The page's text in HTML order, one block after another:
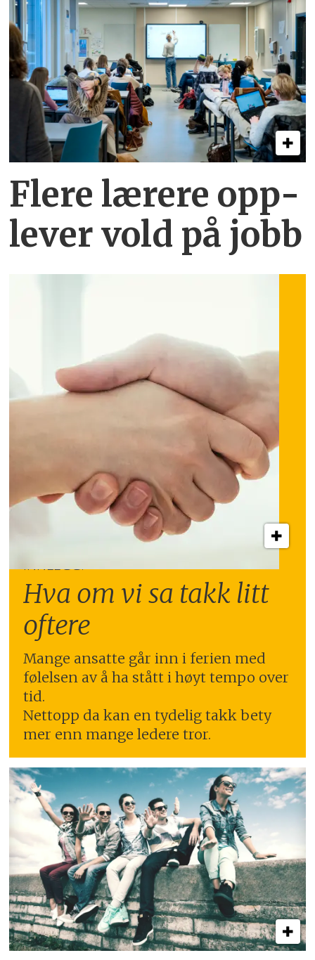
Flere lærere opp­
lever vold på jobb
INNLEGG:
Hva om vi sa takk litt
oftere
Mange ansatte går inn i ferien med
følelsen av å ha stått i høyt tempo over
tid.
Nettopp da kan en tydelig takk bety
mer enn mange ledere tror.